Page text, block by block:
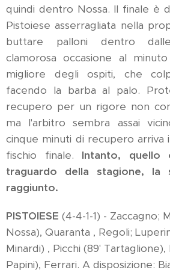
quindi dentro Nossa. Il finale è
Pistoiese asserragliata nella
buttare palloni dentro
clamorosa occasione al
migliore degli ospiti, che
facendo la barba al palo.
recupero per un rigore non
ma l'arbitro sembra assai
cinque minuti di recupero arriva
fischio finale. Intanto,
traguardo della stagione, la
raggiunto.
PISTOIESE (4-4-1-1) - Zaccagno;
Nossa), Quaranta , Regoli;
Minardi) , Picchi (89' Tartaglione),
Papini), Ferrari. A disposizione: